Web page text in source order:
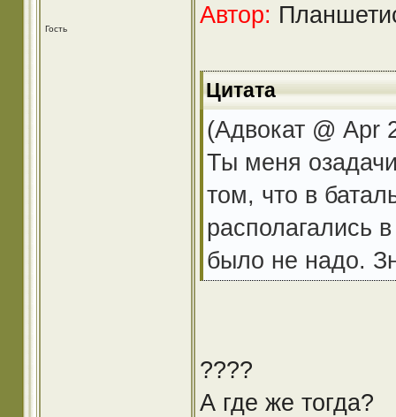
Гость
Автор:
Цитата
(Адвокат @ Apr
Ты меня
том, что в
располагались
было не надо.
????
А где же тогда?